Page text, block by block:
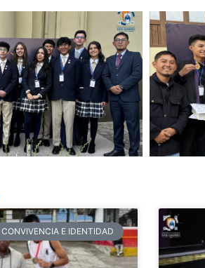
CONVIVENCIA E IDENTIDAD